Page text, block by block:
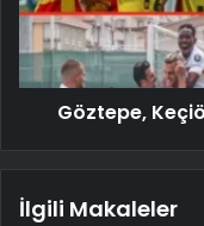
Göztepe,
İlgili Makaleler